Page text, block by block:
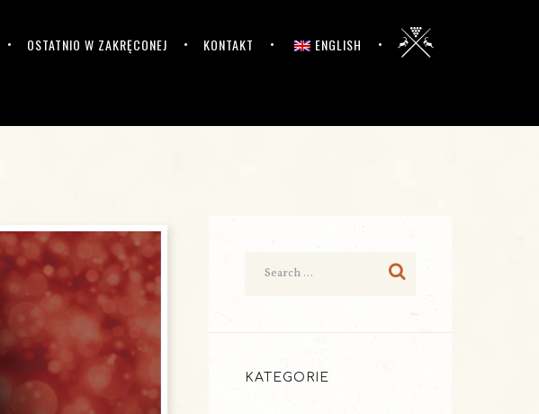
OSTATNIO W ZAKRĘCONEJ KONTAKT ENGLISH
KATEGORIE